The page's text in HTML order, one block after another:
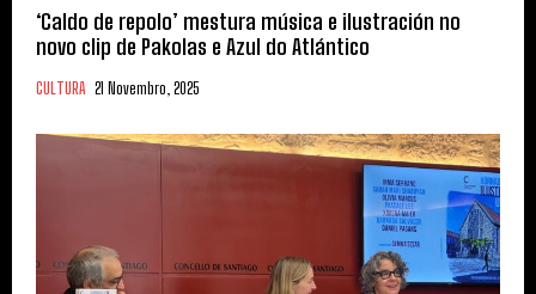
‘Caldo de repolo’ mestura música e ilustración no
novo clip de Pakolas e Azul do Atlántico
CULTURA 21 Novembro, 2025